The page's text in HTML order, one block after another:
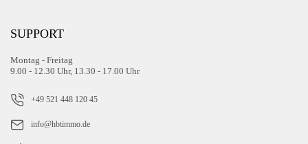
SUPPORT
Montag - Freitag
9.00 - 12.30 Uhr, 13.30 - 17.00 Uhr
+49 521 448 120 45
info@hbtimmo.de